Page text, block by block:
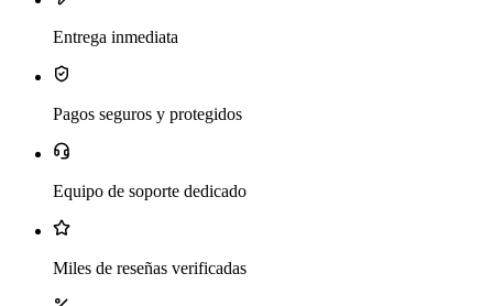
Entrega inmediata
Pagos seguros y protegidos
Equipo de soporte dedicado
Miles de reseñas verificadas